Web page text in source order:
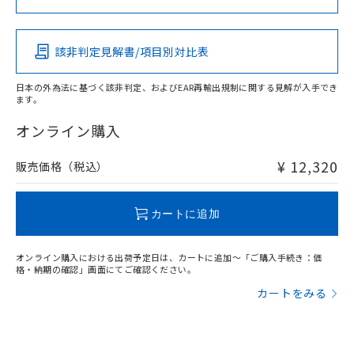
Pb Hg Cd Cr(VI)
O
在庫等で未対応品が混在する可能性があります。
問い合わせください。
この製品の規格認証/適合状況ページへ
その他の認証はこちらのページからご検索ください
該非判定見解書/項目別対比表
日本の外為法に基づく該非判定、およびEAR再輸出規制に関する見解が入手でき
ます。
オンライン購入
販売価格（税込） ¥ 12,320
カートに追加
オンライン購入における出荷予定日は、カートに追加～「ご購入手続き：価
格・納期の確認」画面にてご確認ください。
カートをみる